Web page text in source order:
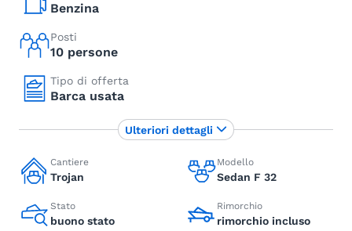
Benzina
Posti
10 persone
Tipo di offerta
Barca usata
Cantiere
Trojan
Modello
Sedan F 32
Stato
buono stato
Rimorchio
rimorchio incluso
Ulteriori dettagli